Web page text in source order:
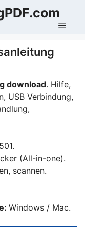
download. Hilfe,
USB Verbindung,
(All-in-one).
scannen.
Windows / Mac.